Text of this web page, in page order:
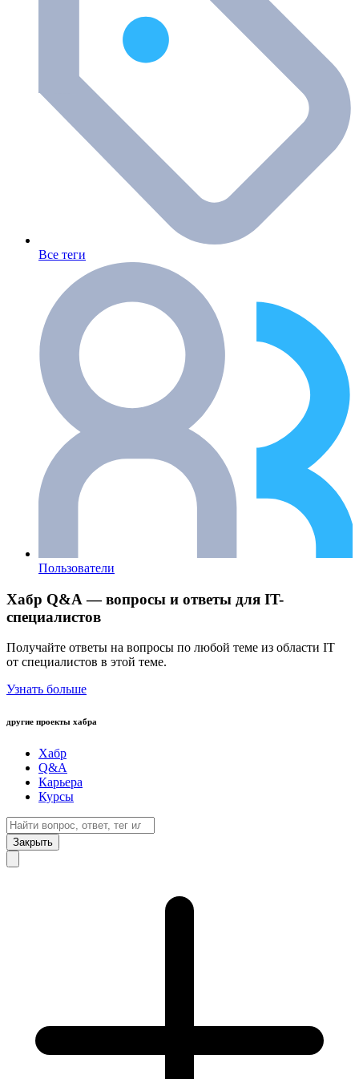
Все теги
Пользователи
Хабр Q&A — вопросы и ответы для IT-
специалистов
Получайте ответы на вопросы по любой теме из области IT
от специалистов в этой теме.
Узнать больше
другие проекты хабра
Хабр
Q&A
Карьера
Курсы
Закрыть